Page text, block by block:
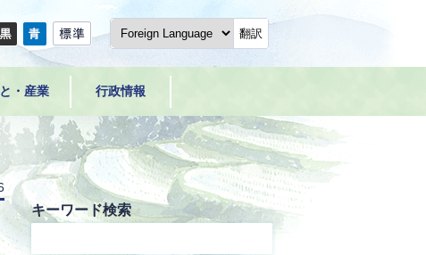
翻訳
・産業 行政情報
キーワード検索